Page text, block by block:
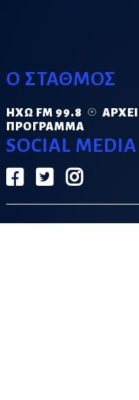
Ο ΣΤΑΘΜΟΣ
ΗΧΏ FM 99.8
ΠΡΌΓΡΑΜΜΑ
SOCIAL MEDIA